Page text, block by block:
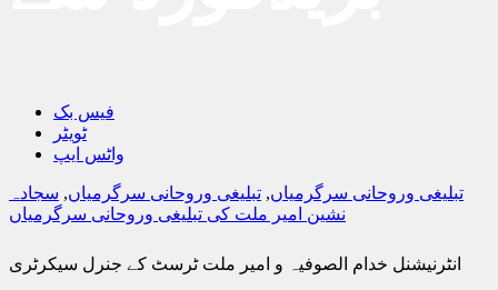
فیس بک
ٹویٹر
واٹس ایپ
تبلیغی وروحانی سرگرمیاں, تبلیغی وروحانی سرگرمیاں, سجادہ
نشین امیر ملت کی تبلیغی وروحانی سرگرمیاں
انٹرنیشنل خدام الصوفیہ و امیر ملت ٹرسٹ کے جنرل سیکرٹری